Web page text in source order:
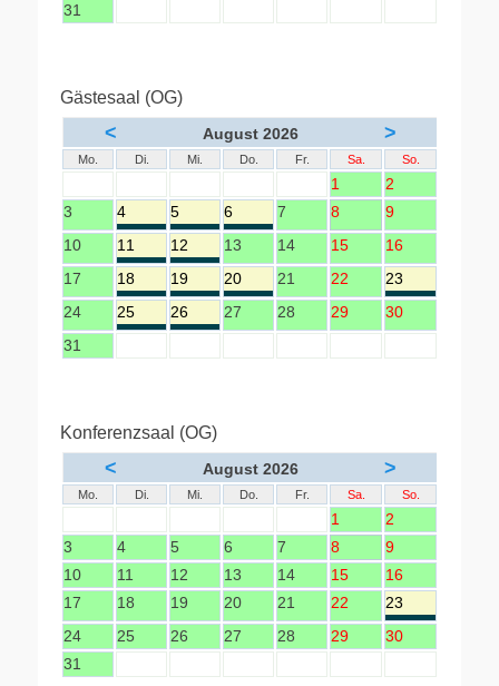
31
Gästesaal (OG)
< August 2026 >
Mo. Di. Mi. Do. Fr. Sa. So.
1
2
3
4 5 6 7 8
9
10
11 12 13 14 15
16
17
18 19 20 21 22
23
24
25 26 27 28 29
30
31
Konferenzsaal (OG)
< August 2026 >
Mo. Di. Mi. Do. Fr. Sa. So.
1
2
3
4 5 6 7 8
9
10
11 12 13 14 15
16
17
18 19 20 21 22
23
24
25 26 27 28 29
30
31